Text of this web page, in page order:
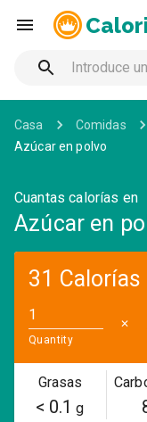
Casa Comidas
Azúcar en polvo
Cuantas calorías en
Azúcar en
31 Calorías
Quantity
✕
Grasas
< 0.1 g